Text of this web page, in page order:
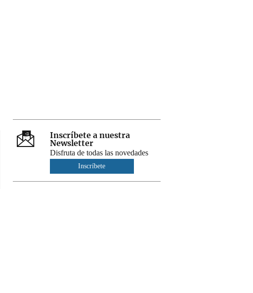
Inscríbete a nuestra
Newsletter
Disfruta de todas las novedades
Inscríbete